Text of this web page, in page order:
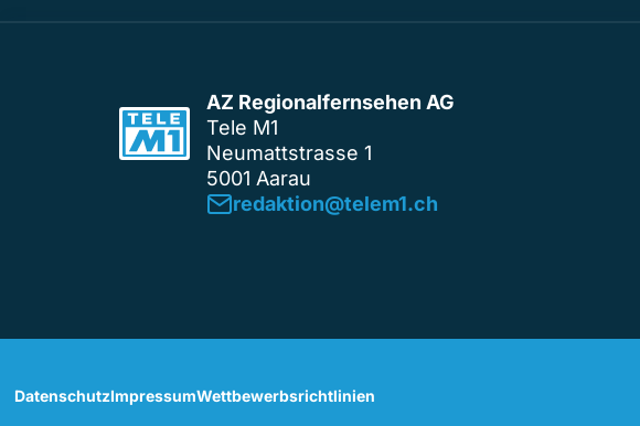
AZ Regionalfernsehen AG
Tele M1
Neumattstrasse 1
5001 Aarau
redaktion@telem1.ch
DatenschutzImpressumWettbewerbsrichtlinien